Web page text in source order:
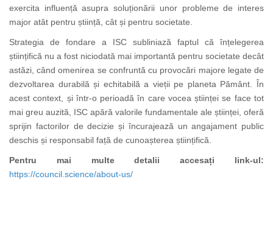
exercita influență asupra soluționării unor probleme de interes
major atât pentru știință, cât și pentru societate.
Strategia de fondare a ISC subliniază faptul că înțelegerea
științifică nu a fost niciodată mai importantă pentru societate decât
astăzi, când omenirea se confruntă cu provocări majore legate de
dezvoltarea durabilă și echitabilă a vieții pe planeta Pământ. În
acest context, și într-o perioadă în care vocea științei se face tot
mai greu auzită, ISC apără valorile fundamentale ale științei, oferă
sprijin factorilor de decizie și încurajează un angajament public
deschis și responsabil față de cunoașterea științifică.
Pentru mai multe detalii accesați link-ul:
https://council.science/about-us/